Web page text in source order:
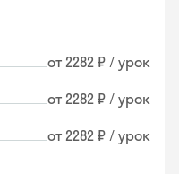
от 2282 ₽ / урок
от 2282 ₽ / урок
от 2282 ₽ / урок